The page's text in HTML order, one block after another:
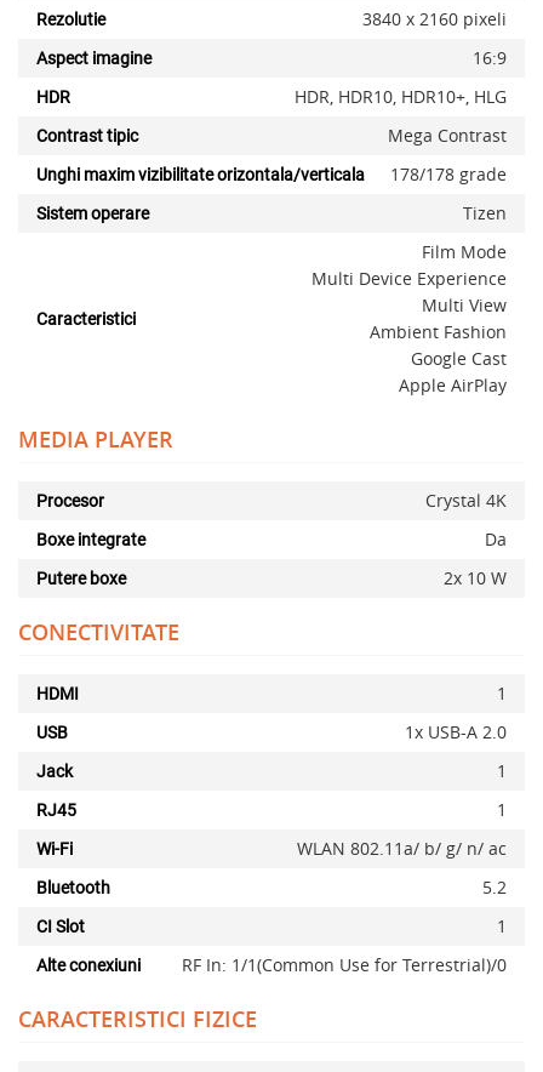
Rezolutie 3840 x 2160 pixeli
Aspect imagine 16:9
HDR HDR, HDR10, HDR10+, HLG
Contrast tipic Mega Contrast
Unghi maxim vizibilitate orizontala/verticala 178/178 grade
Sistem operare Tizen
Caracteristici
Film Mode
Multi Device Experience
Multi View
Ambient Fashion
Google Cast
Apple AirPlay
MEDIA PLAYER
Procesor Crystal 4K
Boxe integrate Da
Putere boxe 2x 10 W
CONECTIVITATE
HDMI 1
USB 1x USB-A 2.0
Jack 1
RJ45 1
Wi-Fi WLAN 802.11a/ b/ g/ n/ ac
Bluetooth 5.2
CI Slot 1
Alte conexiuni RF In: 1/1(Common Use for Terrestrial)/0
CARACTERISTICI FIZICE
x